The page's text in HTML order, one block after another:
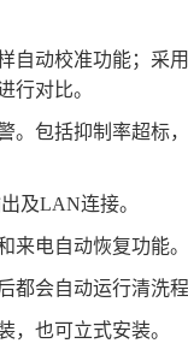
自动校准功能；采
行对比。
。包括抑制率超标
及LAN连接。
来电自动恢复功能。
都会自动运行清洗程
，也可立式安装。